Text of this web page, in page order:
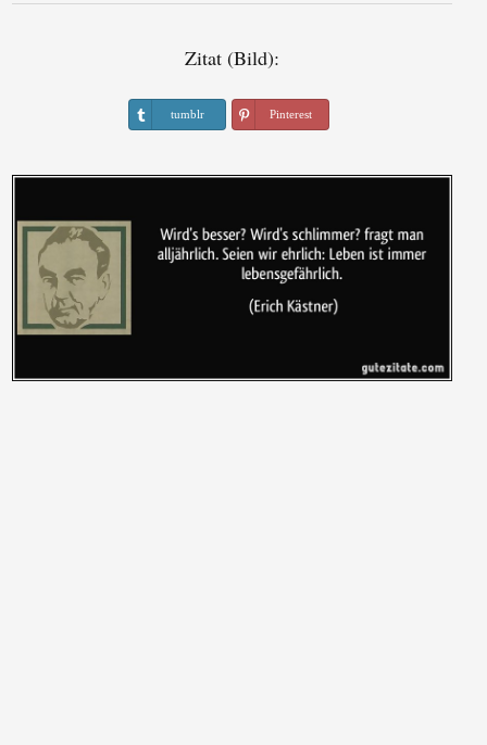
Zitat (Bild):
tumblr Pinterest